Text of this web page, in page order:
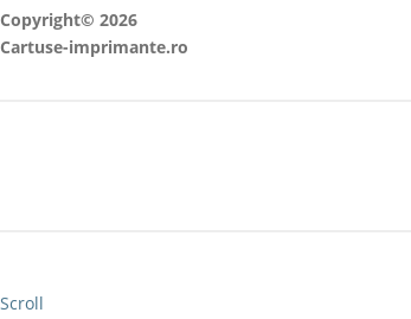
Copyright© 2026
Cartuse-imprimante.ro
Scroll